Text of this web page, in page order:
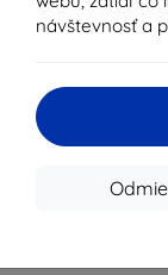
návštevnosť a